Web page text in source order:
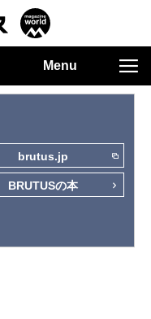
Menu
brutus.jp
BRUTUSの本